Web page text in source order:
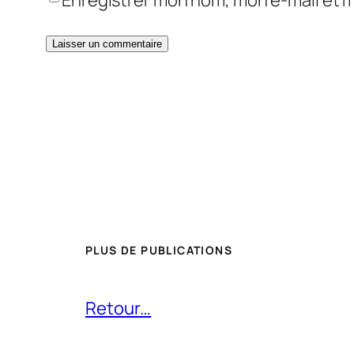
PLUS DE PUBLICATIONS
Retour…